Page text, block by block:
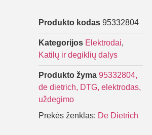
Produkto kodas 95332804
Kategorijos Elektrodai,
Katilų ir degiklių dalys
Produkto žyma 95332804,
de dietrich, DTG, elektrodas,
uždegimo
Prekės ženklas: De Dietrich